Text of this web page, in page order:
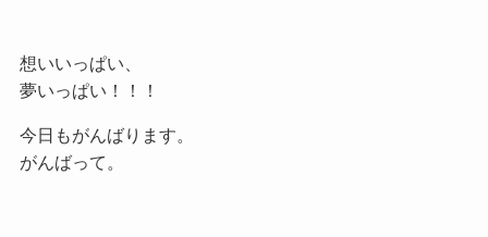
想いいっぱい、
夢いっぱい！！！
今日もがんばります。
がんばって。